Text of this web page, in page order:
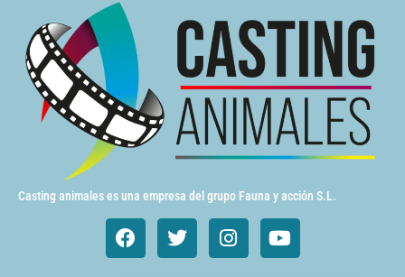
Casting animales es una empresa del grupo Fauna y acción S.L.